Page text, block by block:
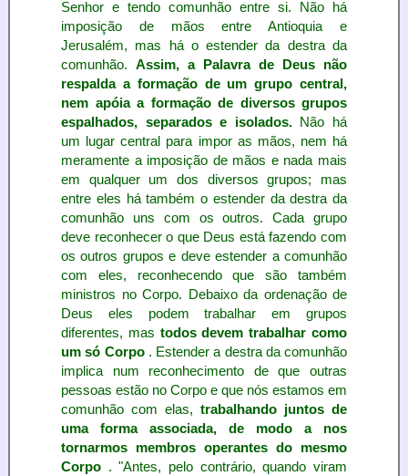
Senhor e tendo comunhão entre si. Não há
imposição de mãos entre Antioquia e
Jerusalém, mas há o estender da destra da
comunhão. Assim, a Palavra de Deus não
respalda a formação de um grupo central,
nem apóia a formação de diversos grupos
espalhados, separados e isolados. Não há
um lugar central para impor as mãos, nem há
meramente a imposição de mãos e nada mais
em qualquer um dos diversos grupos; mas
entre eles há também o estender da destra da
comunhão uns com os outros. Cada grupo
deve reconhecer o que Deus está fazendo com
os outros grupos e deve estender a comunhão
com eles, reconhecendo que são também
ministros no Corpo. Debaixo da ordenação de
Deus eles podem trabalhar em grupos
diferentes, mas todos devem trabalhar como
um só Corpo . Estender a destra da comunhão
implica num reconhecimento de que outras
pessoas estão no Corpo e que nós estamos em
comunhão com elas, trabalhando juntos de
uma forma associada, de modo a nos
tornarmos membros operantes do mesmo
Corpo . "Antes, pelo contrário, quando viram